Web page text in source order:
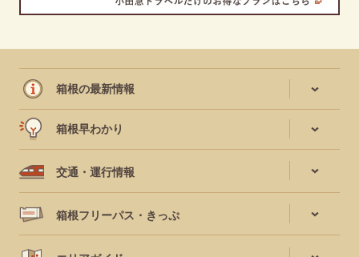
箱根の最新情報
箱根早わかり
交通・運行情報
箱根フリーパス・きっぷ